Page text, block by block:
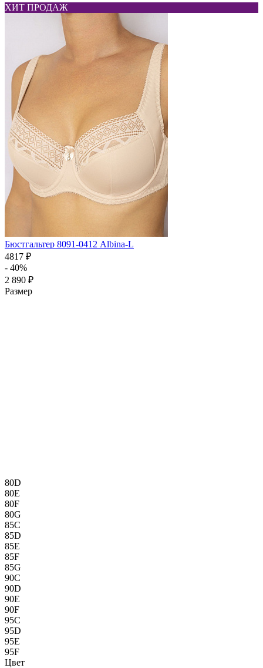
ХИТ ПРОДАЖ
Бюстгальтер 8091-0412 Albina-L
4817 ₽
- 40%
2 890 ₽
Размер
80D
80E
80F
80G
85C
85D
85E
85F
85G
90C
90D
90E
90F
95C
95D
95E
95F
Цвет